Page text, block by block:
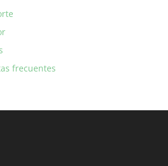
frecuentes